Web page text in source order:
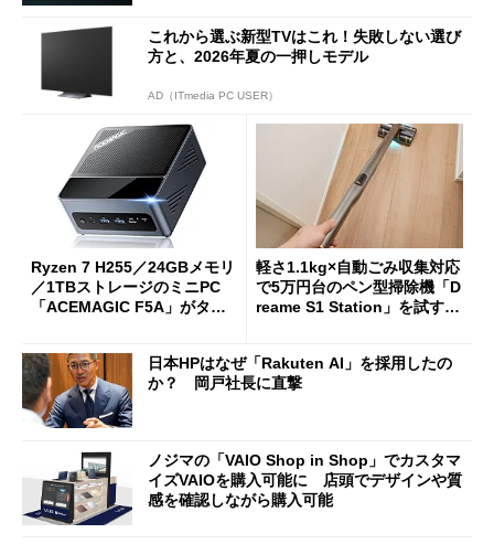
これから選ぶ新型TVはこれ！失敗しない選び
方と、2026年夏の一押しモデル
AD（ITmedia PC USER）
Ryzen 7 H255／24GBメモリ
／1TBストレージのミニPC
「ACEMAGIC F5A」がタイ
軽さ1.1kg×自動ごみ収集対応
で5万円台のペン型掃除機「D
reame S1 Station」を試す
日本HPはなぜ「Rakuten AI」を採用したの
か？ 岡戸社長に直撃
ノジマの「VAIO Shop in Shop」でカスタマ
イズVAIOを購入可能に 店頭でデザインや質
感を確認しながら購入可能